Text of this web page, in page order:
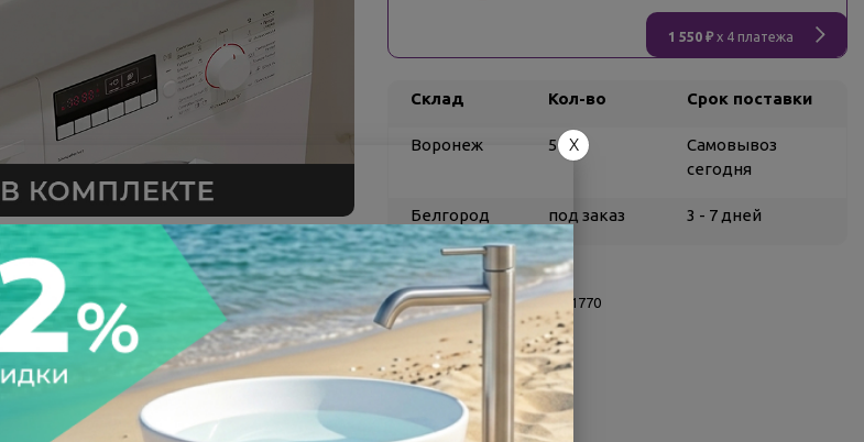
Всегда низкие цены
1 550 ₽x 4 платежа
Склад Кол-во Срок поставки
Воронеж 5
Самовывоз
сегодня
Белгород под заказ 3 - 7 дней
О товаре
Заводской артикул: 1WH501770
Производитель:
Santek
Страна:
Россия
Другие характеристики
X